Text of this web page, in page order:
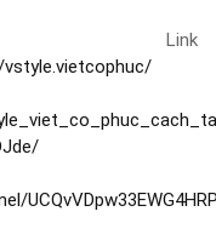
Link